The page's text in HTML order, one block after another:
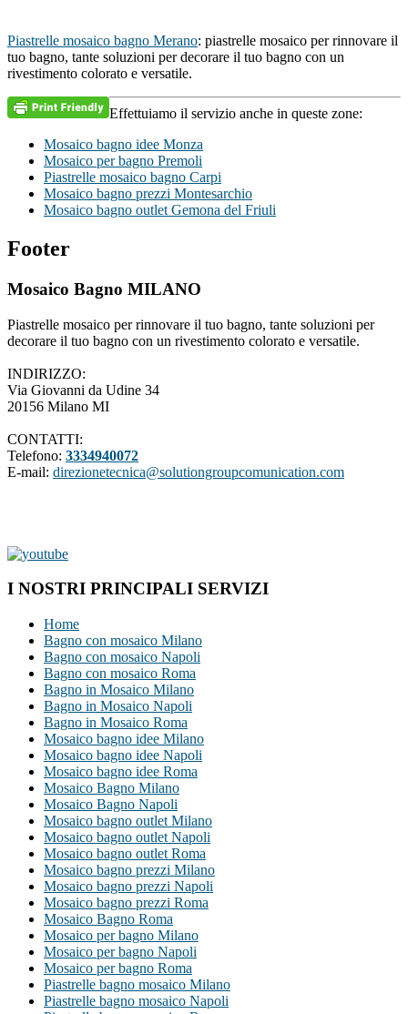
Piastrelle mosaico bagno Merano: piastrelle mosaico per rinnovare il
tuo bagno, tante soluzioni per decorare il tuo bagno con un
rivestimento colorato e versatile.
Effettuiamo il servizio anche in queste zone:
Mosaico bagno idee Monza
Mosaico per bagno Premoli
Piastrelle mosaico bagno Carpi
Mosaico bagno prezzi Montesarchio
Mosaico bagno outlet Gemona del Friuli
Footer
Mosaico Bagno MILANO
Piastrelle mosaico per rinnovare il tuo bagno, tante soluzioni per
decorare il tuo bagno con un rivestimento colorato e versatile.
INDIRIZZO:
Via Giovanni da Udine 34
20156 Milano MI
CONTATTI:
Telefono: 3334940072
E-mail: direzionetecnica@solutiongroupcomunication.com
I NOSTRI PRINCIPALI SERVIZI
Home
Bagno con mosaico Milano
Bagno con mosaico Napoli
Bagno con mosaico Roma
Bagno in Mosaico Milano
Bagno in Mosaico Napoli
Bagno in Mosaico Roma
Mosaico bagno idee Milano
Mosaico bagno idee Napoli
Mosaico bagno idee Roma
Mosaico Bagno Milano
Mosaico Bagno Napoli
Mosaico bagno outlet Milano
Mosaico bagno outlet Napoli
Mosaico bagno outlet Roma
Mosaico bagno prezzi Milano
Mosaico bagno prezzi Napoli
Mosaico bagno prezzi Roma
Mosaico Bagno Roma
Mosaico per bagno Milano
Mosaico per bagno Napoli
Mosaico per bagno Roma
Piastrelle bagno mosaico Milano
Piastrelle bagno mosaico Napoli